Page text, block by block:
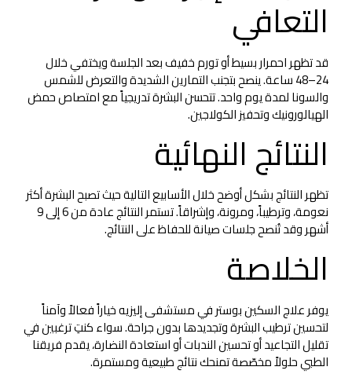
التعافي
قد تظهر احمرار بسيط أو تورم خفيف بعد الجلسة ويختفي خلال
24–48 ساعة. ينصح بتجنب التمارين الشديدة والتعرض للشمس
والسونا لمدة يوم واحد. تتحسن البشرة تدريجياً مع امتصاص حمض
الهيالورونيك وتحفيز الكولاجين.
النتائج النهائية
تظهر النتائج بشكل أوضح خلال الأسابيع التالية حيث تصبح البشرة أكثر
نعومة، وترطيباً، ومرونة، وإشراقاً. تستمر النتائج عادة من 6 إلى 9
أشهر وقد تُنصح جلسات صيانة للحفاظ على النتائج.
الخلاصة
يوفر علاج السكين بوستر في مستشفى إليزيه خياراً فعالاً وآمناً
لتحسين ترطيب البشرة وتجديدها بدون جراحة. سواء كنتِ ترغبين في
تقليل التجاعيد أو تحسين الندبات أو استعادة النضارة، يقدم فريقنا
الطبي حلولاً مخصّصة تمنحك نتائج طبيعية ومستمرة.